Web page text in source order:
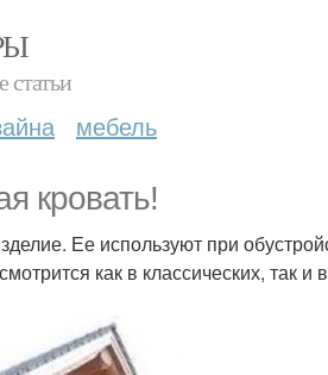
статьи
мебель
кровать!
Ее используют при
как в классических, так и в